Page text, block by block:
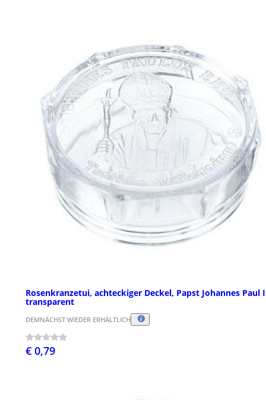
Rosenkranzetui, achteckiger Deckel, Papst Johannes Paul
transparent
DEMNÄCHST WIEDER ERHÄLTLICH
€ 0,79